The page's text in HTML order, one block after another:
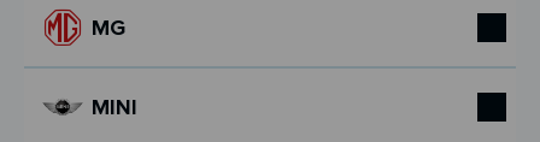
MG
MINI